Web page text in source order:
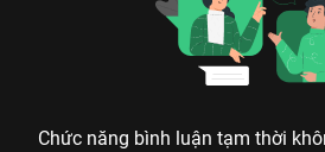
Chức năng bình luận tạm thời